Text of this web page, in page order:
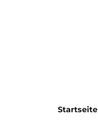
Startseite